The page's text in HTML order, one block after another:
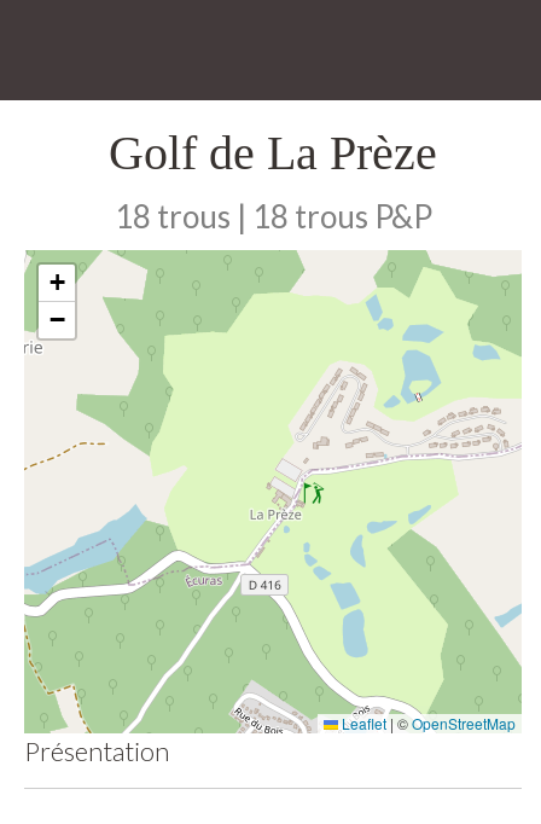
Golf de La Prèze
18 trous | 18 trous P&P
+
−
Leaflet | ©OpenStreetMap
Présentation